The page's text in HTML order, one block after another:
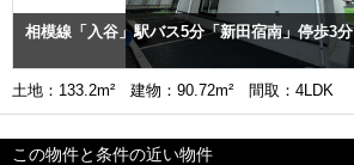
相模線「入谷」駅バス5分「新田宿南」停歩3分
土地：133.2m² 建物：90.72m² 間取：4LDK
この物件と条件の近い物件